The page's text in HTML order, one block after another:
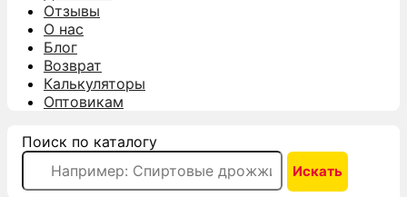
Отзывы
О нас
Блог
Возврат
Калькуляторы
Оптовикам
Поиск по каталогу